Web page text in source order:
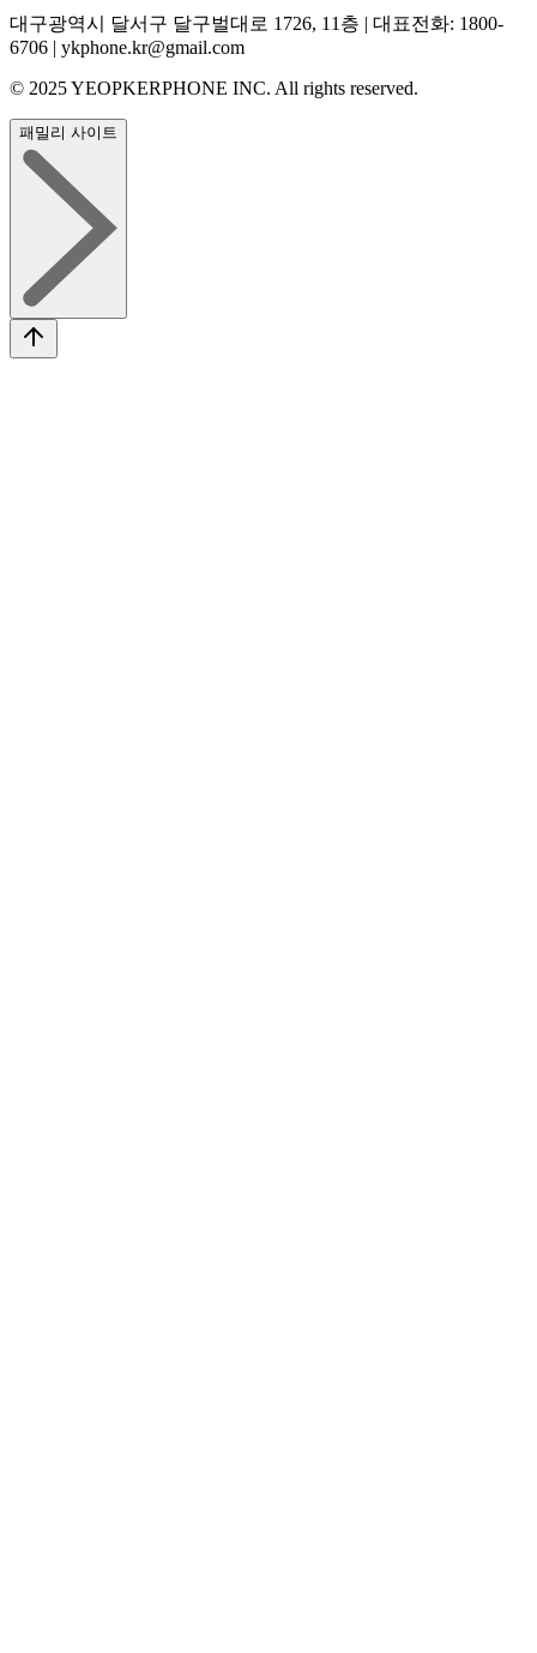
대구광역시 달서구 달구벌대로 1726, 11층 | 대표전화: 1800-
6706 | ykphone.kr@gmail.com
© 2025 YEOPKERPHONE INC. All rights reserved.
패밀리 사이트